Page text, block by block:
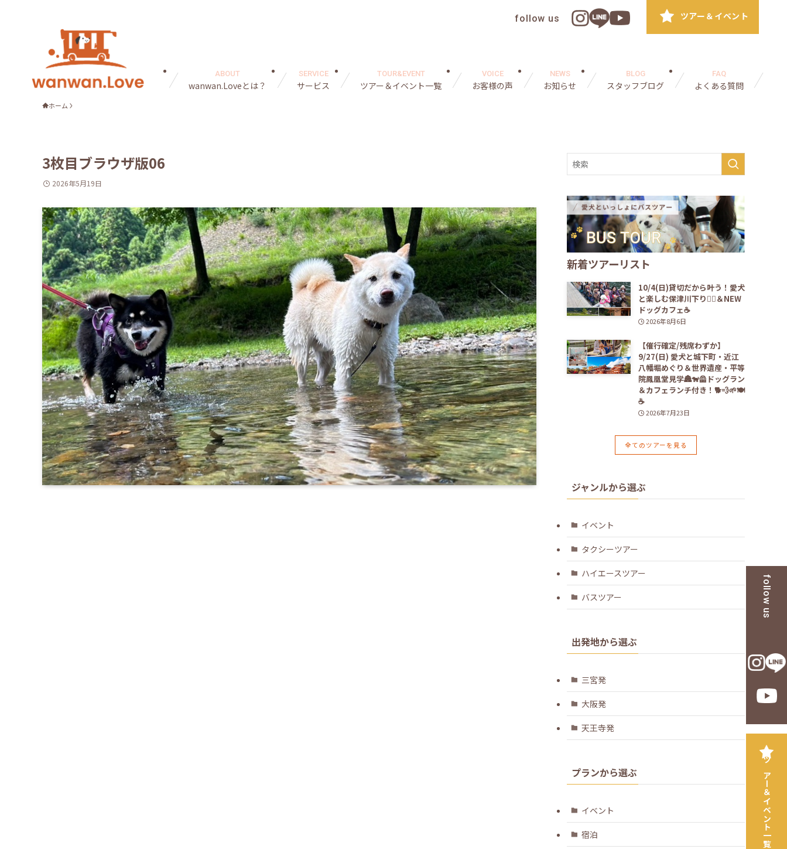
wanwan.Loveとは？
ABOUT
サービス
SERVICE
ツアー＆イベント一覧
TOUR&EVENT
お客様の声
VOICE
お知らせ
NEWS
スタッフブログ
BLOG
よくある質問
FAQ
follow us ツアー＆イベント
follow us
ツアー＆イベント一覧
ホーム
3枚目ブラウザ版06
2026年5月19日
新着ツアーリスト
10/4(日)貸切だから叶う！愛犬
と楽しむ保津川下り🚣‍♀️＆NEW
ドッグカフェ☕️
2026年8月6日
【催行確定/残席わずか】
9/27(日) 愛犬と城下町・近江
八幡堀めぐり＆世界遺産・平等
院鳳凰堂見学🏯🐕‍🦺ドッグラン
＆カフェランチ付き！🐕💨🌱🍽️
☕️
2026年7月23日
全てのツアーを見る
ジャンルから選ぶ
イベント
タクシーツアー
ハイエースツアー
バスツアー
出発地から選ぶ
三宮発
大阪発
天王寺発
プランから選ぶ
イベント
宿泊